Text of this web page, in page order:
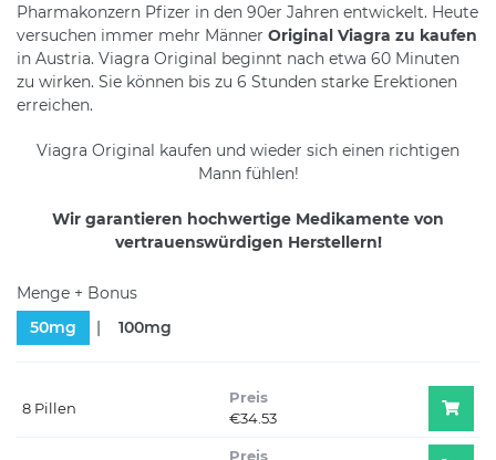
Pharmakonzern Pfizer in den 90er Jahren entwickelt. Heute
versuchen immer mehr Männer Original Viagra zu kaufen
in Austria. Viagra Original beginnt nach etwa 60 Minuten
zu wirken. Sie können bis zu 6 Stunden starke Erektionen
erreichen.
Viagra Original kaufen und wieder sich einen richtigen
Mann fühlen!
Wir garantieren hochwertige Medikamente von
vertrauenswürdigen Herstellern!
Menge + Bonus
50mg
100mg
8 Pillen
Preis
€34.53
Preis